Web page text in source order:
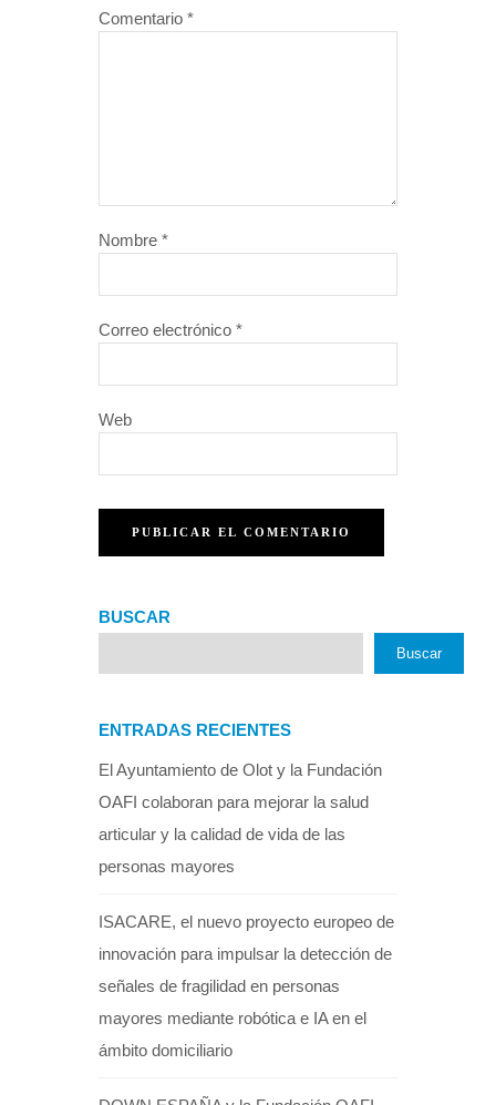
Comentario *
Nombre *
Correo electrónico *
Web
BUSCAR
Buscar
ENTRADAS RECIENTES
El Ayuntamiento de Olot y la Fundación
OAFI colaboran para mejorar la salud
articular y la calidad de vida de las
personas mayores
ISACARE, el nuevo proyecto europeo de
innovación para impulsar la detección de
señales de fragilidad en personas
mayores mediante robótica e IA en el
ámbito domiciliario